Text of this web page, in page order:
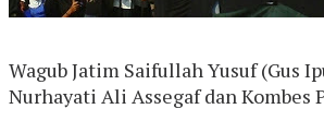
Wagub Jatim Saifullah Yusuf (Gus
Nurhayati Ali Assegaf dan Kombes